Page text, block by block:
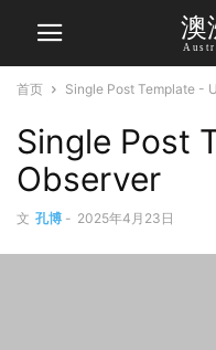
澳
首页 Single Post Template -
Single Post
Observer
文 孔博 - 2025年4月23日